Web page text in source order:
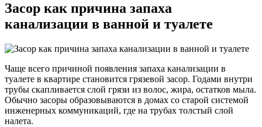
Засор как причина запаха
канализации в ванной и туалете
Чаще всего причиной появления запаха канализации в
туалете в квартире становится грязевой засор. Годами внутри
трубы скапливается слой грязи из волос, жира, остатков мыла.
Обычно засоры образовываются в домах со старой системой
инженерных коммуникаций, где на трубах толстый слой
налета.